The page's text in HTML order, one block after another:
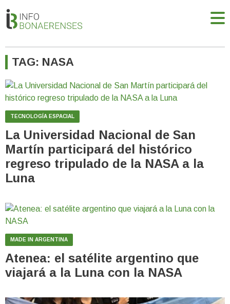
TAG: NASA
TECNOLOGÍA ESPACIAL
La Universidad Nacional de San
Martín participará del histórico
regreso tripulado de la NASA a la
Luna
MADE IN ARGENTINA
Atenea: el satélite argentino que
viajará a la Luna con la NASA